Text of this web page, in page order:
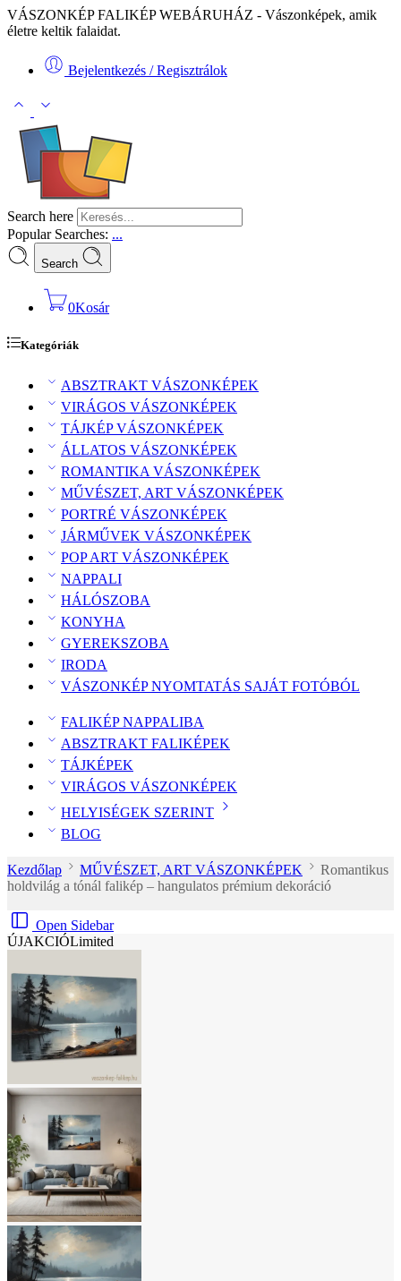
VÁSZONKÉP FALIKÉP WEBÁRUHÁZ - Vászonképek, amik
életre keltik falaidat.
Bejelentkezés / Regisztrálok
Search here
Popular Searches: ...
Search
0Kosár
Kategóriák
ABSZTRAKT VÁSZONKÉPEK
VIRÁGOS VÁSZONKÉPEK
TÁJKÉP VÁSZONKÉPEK
ÁLLATOS VÁSZONKÉPEK
ROMANTIKA VÁSZONKÉPEK
MŰVÉSZET, ART VÁSZONKÉPEK
PORTRÉ VÁSZONKÉPEK
JÁRMŰVEK VÁSZONKÉPEK
POP ART VÁSZONKÉPEK
NAPPALI
HÁLÓSZOBA
KONYHA
GYEREKSZOBA
IRODA
VÁSZONKÉP NYOMTATÁS SAJÁT FOTÓBÓL
FALIKÉP NAPPALIBA
ABSZTRAKT FALIKÉPEK
TÁJKÉPEK
VIRÁGOS VÁSZONKÉPEK
HELYISÉGEK SZERINT
BLOG
Kezdőlap MŰVÉSZET, ART VÁSZONKÉPEK
Romantikus
holdvilág a tónál falikép – hangulatos prémium dekoráció
Open Sidebar
ÚJAKCIÓLimited